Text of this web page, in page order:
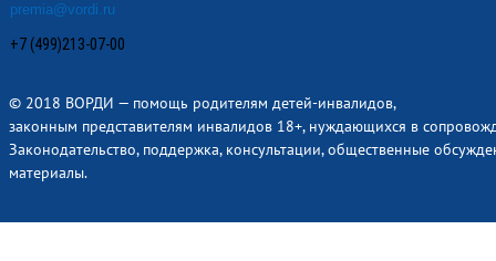
premia@vordi.ru
+7 (499)213-07-00
© 2018 ВОРДИ — помощь родителям детей-инвалидов,
законным представителям инвалидов 18+, нуждающихся в
Законодательство, поддержка, консультации, общественные
материалы.